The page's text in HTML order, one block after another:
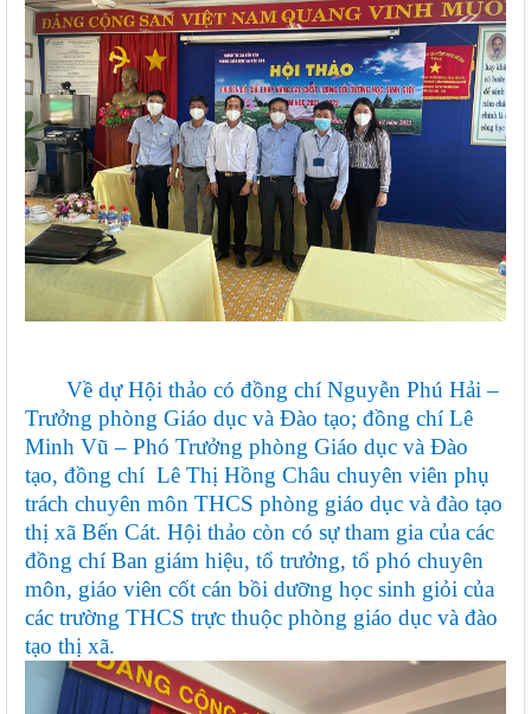
Về dự Hội thảo có đồng chí Nguyễn Phú Hải –
Trưởng phòng Giáo dục và Đào tạo; đồng chí Lê
Minh Vũ – Phó Trưởng phòng Giáo dục và Đào
tạo, đồng chí Lê Thị Hồng Châu chuyên viên phụ
trách chuyên môn THCS phòng giáo dục và đào tạo
thị xã Bến Cát. Hội thảo còn có sự tham gia của các
đồng chí Ban giám hiệu, tổ trưởng, tổ phó chuyên
môn, giáo viên cốt cán bồi dưỡng học sinh giỏi của
các trường THCS trực thuộc phòng giáo dục và đào
tạo thị xã.